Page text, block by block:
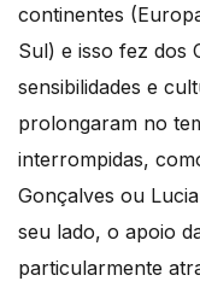
continentes
Sul) e isso fez dos
sensibilidades e
prolongaram no
interrompidas,
Gonçalves ou
seu lado, o apoio
particularmente